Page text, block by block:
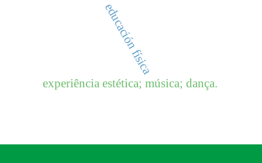
educación física
experiência estética; música; dança.